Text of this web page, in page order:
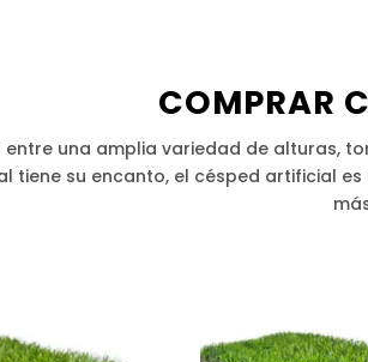
COMPRAR
entre una amplia variedad de alturas,
tiene su encanto, el césped artificial